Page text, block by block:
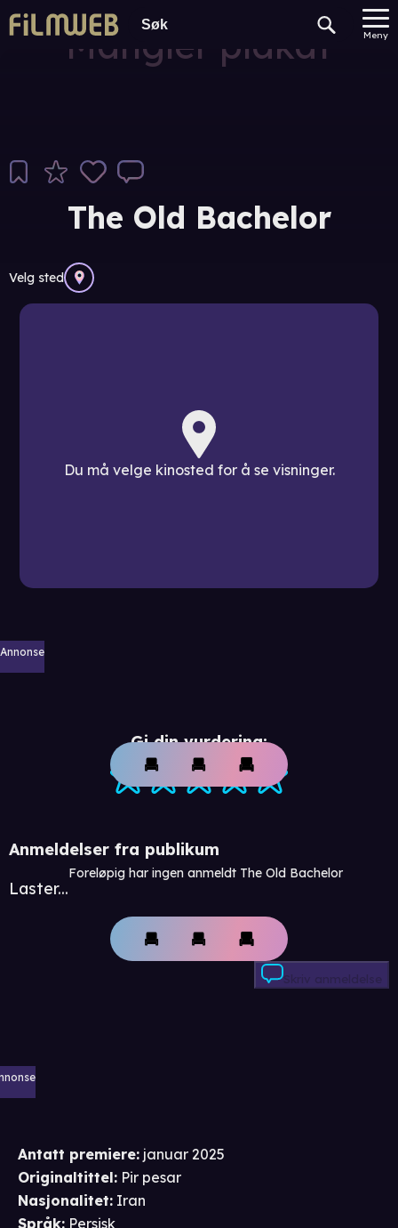
Meny
Mangler plakat
The Old Bachelor
Velg sted
Du må velge kinosted for å se visninger.
Annonse
Gi din vurdering:
Anmeldelser fra publikum
Laster...
Foreløpig har ingen anmeldt The Old Bachelor
Skriv anmeldelse
Antatt premiere: januar 2025
Originaltittel: Pir pesar
Nasjonalitet: Iran
Språk: Persisk